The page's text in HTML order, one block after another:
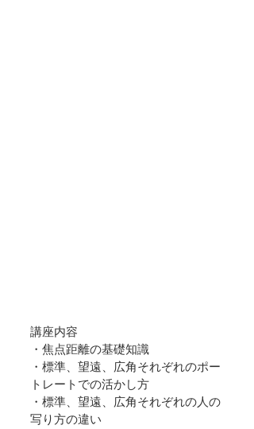
講座内容
・焦点距離の基礎知識
・標準、望遠、広角それぞれのポー
トレートでの活かし方
・標準、望遠、広角それぞれの人の
写り方の違い